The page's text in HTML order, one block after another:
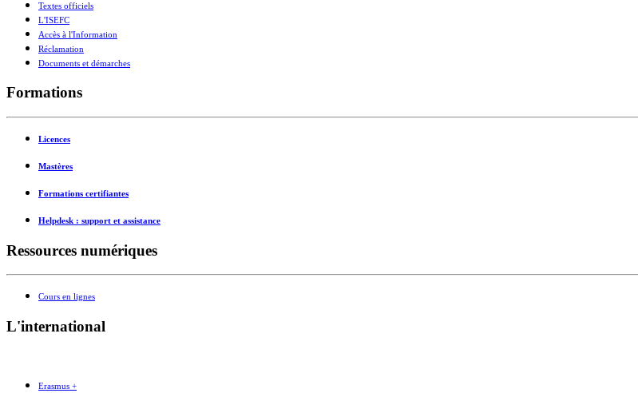
Textes officiels
L'ISEFC
Accès à l'Information
Réclamation
Documents et démarches
Formations
Licences
Mastères
Formations certifiantes
Helpdesk : support et assistance
Ressources numériques
Cours en lignes
L'international
Erasmus +